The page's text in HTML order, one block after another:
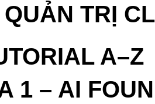
TRỊ
A–Z
1 – AI